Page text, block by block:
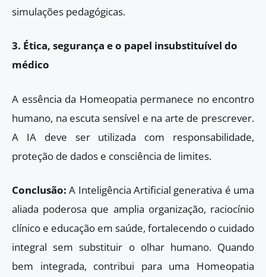
simulações pedagógicas.
3. Ética, segurança e o papel insubstituível do
médico
A essência da Homeopatia permanece no encontro
humano, na escuta sensível e na arte de prescrever.
A IA deve ser utilizada com responsabilidade,
proteção de dados e consciência de limites.
Conclusão: A Inteligência Artificial generativa é uma
aliada poderosa que amplia organização, raciocínio
clínico e educação em saúde, fortalecendo o cuidado
integral sem substituir o olhar humano. Quando
bem integrada, contribui para uma Homeopatia